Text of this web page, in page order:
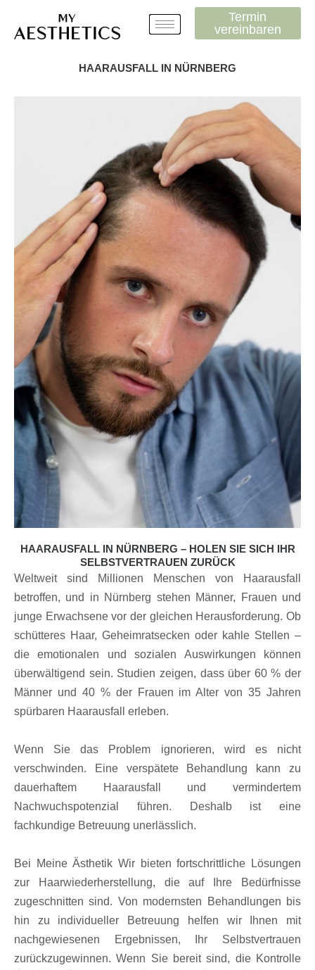
Inhalt
Termin
vereinbaren
HAARAUSFALL IN NÜRNBERG
HAARAUSFALL IN NÜRNBERG – HOLEN SIE SICH IHR
SELBSTVERTRAUEN ZURÜCK
Weltweit sind Millionen Menschen von Haarausfall
betroffen, und in Nürnberg stehen Männer, Frauen und
junge Erwachsene vor der gleichen Herausforderung. Ob
schütteres Haar, Geheimratsecken oder kahle Stellen –
die emotionalen und sozialen Auswirkungen können
überwältigend sein. Studien zeigen, dass über 60 % der
Männer und 40 % der Frauen im Alter von 35 Jahren
spürbaren Haarausfall erleben.
Wenn Sie das Problem ignorieren, wird es nicht
verschwinden. Eine verspätete Behandlung kann zu
dauerhaftem Haarausfall und vermindertem
Nachwuchspotenzial führen. Deshalb ist eine
fachkundige Betreuung unerlässlich.
Bei Meine Ästhetik Wir bieten fortschrittliche Lösungen
zur Haarwiederherstellung, die auf Ihre Bedürfnisse
zugeschnitten sind. Von modernsten Behandlungen bis
hin zu individueller Betreuung helfen wir Ihnen mit
nachgewiesenen Ergebnissen, Ihr Selbstvertrauen
zurückzugewinnen. Wenn Sie bereit sind, die Kontrolle